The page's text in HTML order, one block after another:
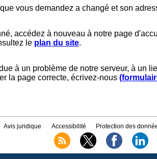
vous demandez a changé et son
accédez à nouveau à notre page
le plan du site.
à un problème de notre serveur, à un
la page correcte, écrivez-nous
Avis juridique Accessibilité Protection des